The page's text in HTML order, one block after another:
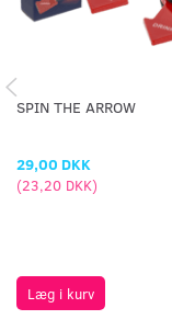
SPIN THE ARROW
29,00 DKK
(23,20 DKK)
Læg i kurv